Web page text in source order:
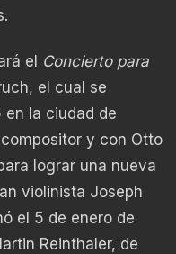
el Concierto para
el cual se
en la ciudad de
y con Otto
lograr una nueva
violinista Joseph
el 5 de enero de
Reinthaler, de